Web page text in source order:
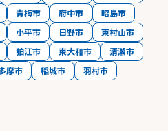
青梅市 府中市
昭島市
小平市 日野市
東村山市
狛江市 東大和市
清瀬市
摩市 稲城市
羽村市